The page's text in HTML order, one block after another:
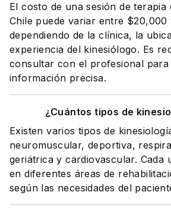
El costo de una sesión de terapia
Chile puede variar entre $20,000
dependiendo de la clínica, la
experiencia del kinesiólogo. Es
consultar con el profesional
información precisa.
¿Cuántos tipos de
Existen varios tipos de
neuromuscular, deportiva,
geriátrica y cardiovascular. Cada
en diferentes áreas de
según las necesidades del